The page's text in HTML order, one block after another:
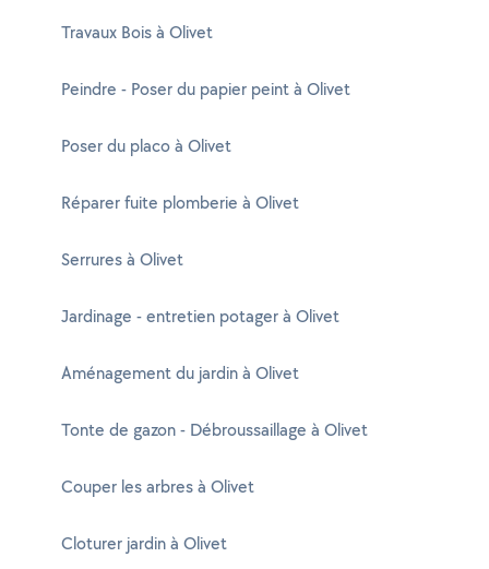
Travaux Bois à Olivet
Peindre - Poser du papier peint à Olivet
Poser du placo à Olivet
Réparer fuite plomberie à Olivet
Serrures à Olivet
Jardinage - entretien potager à Olivet
Aménagement du jardin à Olivet
Tonte de gazon - Débroussaillage à Olivet
Couper les arbres à Olivet
Cloturer jardin à Olivet